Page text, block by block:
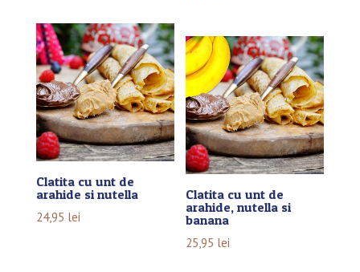
Clatita cu unt de
arahide si nutella
24,95 lei
Clatita cu unt de
arahide, nutella si
banana
25,95 lei